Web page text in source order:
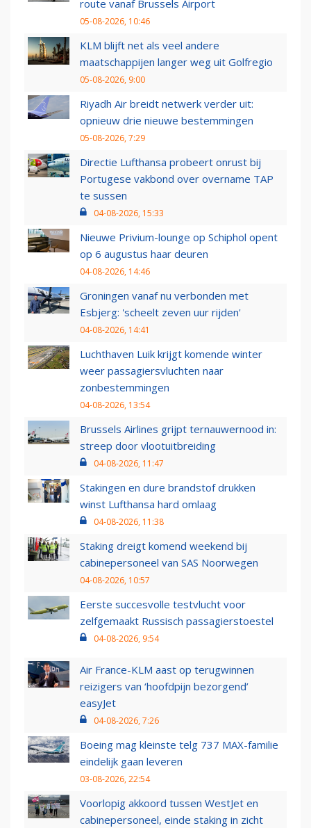
route vanaf Brussels Airport
05-08-2026, 10:46
KLM blijft net als veel andere
maatschappijen langer weg uit Golfregio
05-08-2026, 9:00
Riyadh Air breidt netwerk verder uit:
opnieuw drie nieuwe bestemmingen
05-08-2026, 7:29
Directie Lufthansa probeert onrust bij
Portugese vakbond over overname TAP
te sussen
04-08-2026, 15:33
Nieuwe Privium-lounge op Schiphol opent
op 6 augustus haar deuren
04-08-2026, 14:46
Groningen vanaf nu verbonden met
Esbjerg: 'scheelt zeven uur rijden'
04-08-2026, 14:41
Luchthaven Luik krijgt komende winter
weer passagiersvluchten naar
zonbestemmingen
04-08-2026, 13:54
Brussels Airlines grijpt ternauwernood in:
streep door vlootuitbreiding
04-08-2026, 11:47
Stakingen en dure brandstof drukken
winst Lufthansa hard omlaag
04-08-2026, 11:38
Staking dreigt komend weekend bij
cabinepersoneel van SAS Noorwegen
04-08-2026, 10:57
Eerste succesvolle testvlucht voor
zelfgemaakt Russisch passagierstoestel
04-08-2026, 9:54
Air France-KLM aast op terugwinnen
reizigers van ‘hoofdpijn bezorgend’
easyJet
04-08-2026, 7:26
Boeing mag kleinste telg 737 MAX-familie
eindelijk gaan leveren
03-08-2026, 22:54
Voorlopig akkoord tussen WestJet en
cabinepersoneel, einde staking in zicht